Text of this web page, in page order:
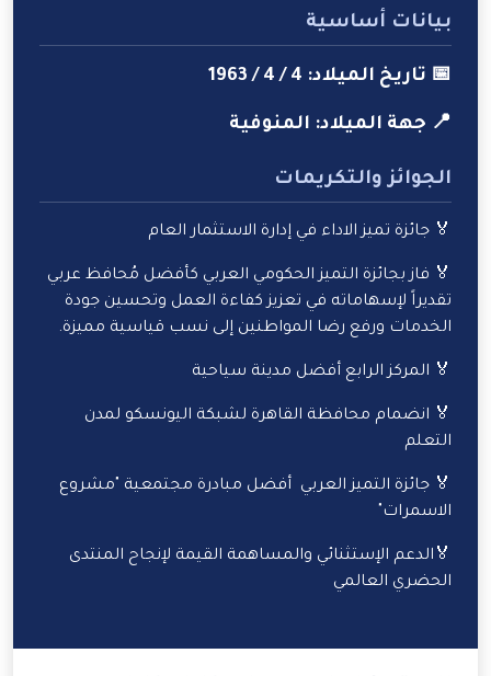
بيانات أساسية
📅 تاريخ الميلاد: 4 / 4 / 1963
📍 جهة الميلاد: المنوفية
الجوائز والتكريمات
🏅 جائزة تميز الاداء في إدارة الاستثمار العام
🏅 فاز بجائزة التميز الحكومي العربي كأفضل مُحافظ عربي
تقديراً لإسهاماته في تعزيز كفاءة العمل وتحسين جودة
الخدمات ورفع رضا المواطنين إلى نسب قياسية مميزة.
🏅 المركز الرابع أفضل مدينة سياحية
🏅 انضمام محافظة القاهرة لشبكة اليونسكو لمدن
التعلم
🏅 جائزة التميز العربي أفضل مبادرة مجتمعية "مشروع
الاسمرات"
🏅الدعم الإستثنائي والمساهمة القيمة لإنجاح المنتدى
الحضري العالمي